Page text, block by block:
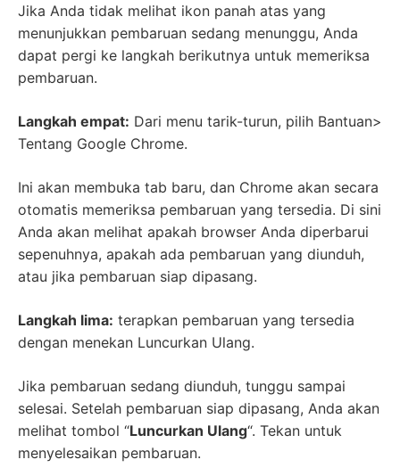
Jika Anda tidak melihat ikon panah atas yang
menunjukkan pembaruan sedang menunggu, Anda
dapat pergi ke langkah berikutnya untuk memeriksa
pembaruan.
Langkah empat: Dari menu tarik-turun, pilih Bantuan>
Tentang Google Chrome.
Ini akan membuka tab baru, dan Chrome akan secara
otomatis memeriksa pembaruan yang tersedia. Di sini
Anda akan melihat apakah browser Anda diperbarui
sepenuhnya, apakah ada pembaruan yang diunduh,
atau jika pembaruan siap dipasang.
Langkah lima: terapkan pembaruan yang tersedia
dengan menekan Luncurkan Ulang.
Jika pembaruan sedang diunduh, tunggu sampai
selesai. Setelah pembaruan siap dipasang, Anda akan
melihat tombol “Luncurkan Ulang“. Tekan untuk
menyelesaikan pembaruan.